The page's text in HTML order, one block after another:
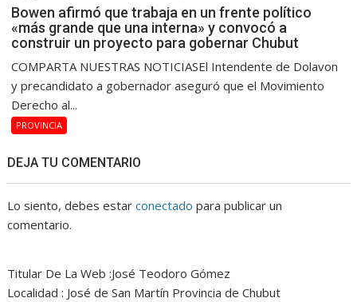
Bowen afirmó que trabaja en un frente político
«más grande que una interna» y convocó a
construir un proyecto para gobernar Chubut
COMPARTA NUESTRAS NOTICIASEl Intendente de Dolavon
y precandidato a gobernador aseguró que el Movimiento
Derecho al...
PROVINCIA
DEJA TU COMENTARIO
Lo siento, debes estarconectado para publicar un
comentario.
Titular De La Web :José Teodoro Gómez
Localidad : José de San Martín Provincia de Chubut